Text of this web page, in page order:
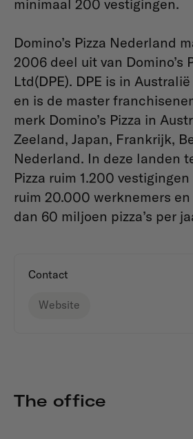
minimaal 200 vestigingen.
Domino’s Pizza Nederland
2006 deel uit van Domino’s
Ltd(DPE). DPE is in
en is de master
merk Domino’s Pizza in
Zeeland, Japan, Frankrijk,
Nederland. In deze landen
Pizza ruim 1.200
ruim 20.000 werknemers
dan 60 miljoen pizza’s per
Contact
Website
The office